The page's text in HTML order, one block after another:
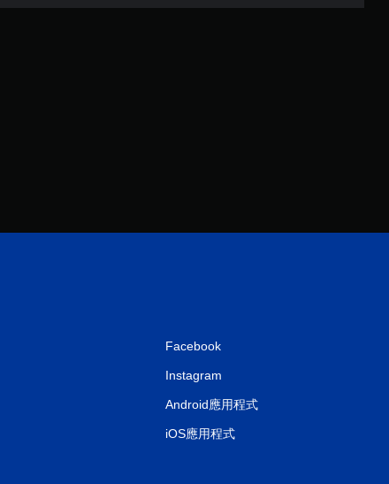
Facebook
Instagram
Android應用程式
iOS應用程式